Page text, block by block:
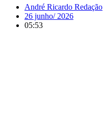
André Ricardo Redação
26 junho/ 2026
05:53